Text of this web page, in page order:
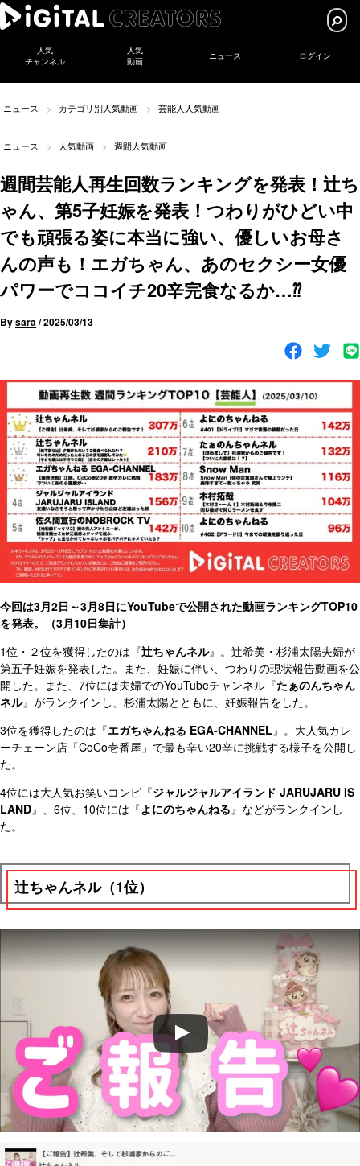
人気
チャンネル
人気
動画
ニュース ログイン
ニュース カテゴリ別人気動画 芸能人人気動画
ニュース 人気動画 週間人気動画
週間芸能人再生回数ランキングを発表！辻ち
ゃん、第5子妊娠を発表！つわりがひどい中
でも頑張る姿に本当に強い、優しいお母さ
んの声も！エガちゃん、あのセクシー女優
パワーでココイチ20辛完食なるか…⁇
Bysara/2025/03/13
今回は3月2日～3月8日にYouTubeで公開された動画ランキングTOP10
を発表。（3月10日集計）
1位・２位を獲得したのは『辻ちゃんネル』。辻希美・杉浦太陽夫婦が
第五子妊娠を発表した。また、妊娠に伴い、つわりの現状報告動画を公
開した。また、7位には夫婦でのYouTubeチャンネル『たぁのんちゃん
ネル』がランクインし、杉浦太陽とともに、妊娠報告をした。
3位を獲得したのは『エガちゃんねる EGA-CHANNEL 』。大人気カレ
ーチェーン店「CoCo壱番屋」で最も辛い20辛に挑戦する様子を公開し
た。
4位には大人気お笑いコンビ『ジャルジャルアイランド JARUJARU IS
LAND』、6位、10位には『よにのちゃんねる 』などがランクインし
た。
辻ちゃんネル（1位）